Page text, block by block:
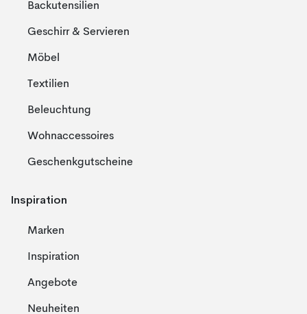
Backutensilien
Geschirr & Servieren
Möbel
Textilien
Beleuchtung
Wohnaccessoires
Geschenkgutscheine
Inspiration
Marken
Inspiration
Angebote
Neuheiten